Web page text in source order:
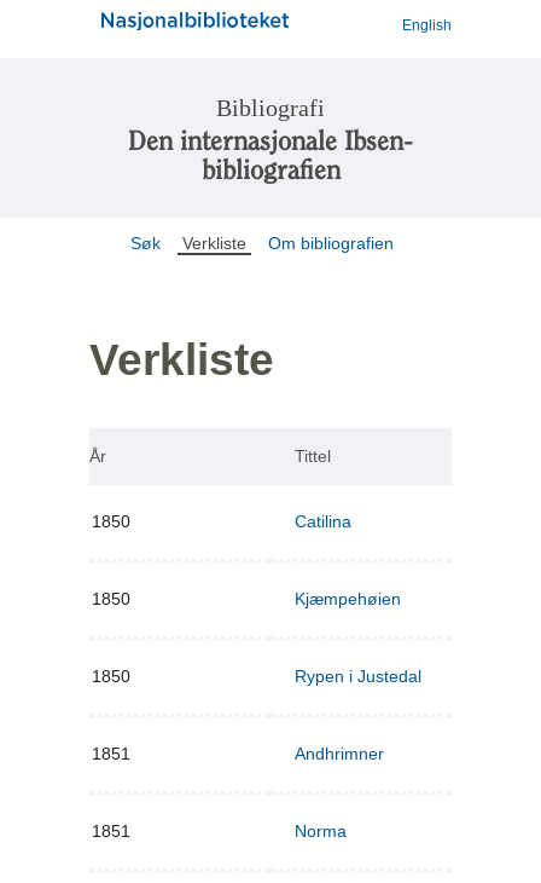
English
Bibliografi
Den internasjonale Ibsen-
bibliografien
Søk Verkliste Om bibliografien
Verkliste
År Tittel
1850 Catilina
1850 Kjæmpehøien
1850 Rypen i Justedal
1851 Andhrimner
1851 Norma